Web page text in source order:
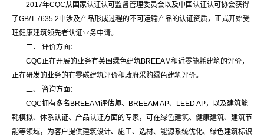
2017年CQC从国家认证认可监督管理委员会以及中国认证认可协会获得
了GB/T 7635.2中涉及产品形成过程的不可运输产品的认证资质，正式开始受
理健康建筑领先者认证业务申请。
二、 评价方面：
CQC正在开展的业务有英国绿色建筑BREEAM和近零能耗建筑的评价，
正在研发的业务的有零碳建筑评价和政府采购绿色建筑评价。
三、 咨询方面：
CQC拥有多名BREEAM评估师、BREEAM AP、LEED AP，以及建筑能
耗模拟、体系认证、产品认证方面的专家，可在绿色建筑、健康建筑、建筑节
能等领域，为客户提供建筑设计、施工、选材、能源系统优化、绿色建筑标识